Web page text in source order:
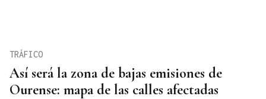
Así será la zona de bajas emisiones de
Ourense: mapa de las calles afectadas
TRÁFICO